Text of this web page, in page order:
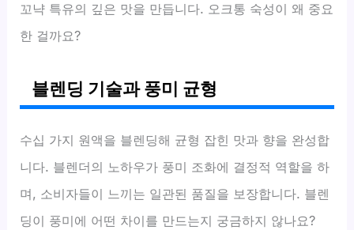
꼬냑 특유의 깊은 맛을 만듭니다. 오크통 숙성이 왜 중요
한 걸까요?
블렌딩 기술과 풍미 균형
수십 가지 원액을 블렌딩해 균형 잡힌 맛과 향을 완성합
니다. 블렌더의 노하우가 풍미 조화에 결정적 역할을 하
며, 소비자들이 느끼는 일관된 품질을 보장합니다. 블렌
딩이 풍미에 어떤 차이를 만드는지 궁금하지 않나요?